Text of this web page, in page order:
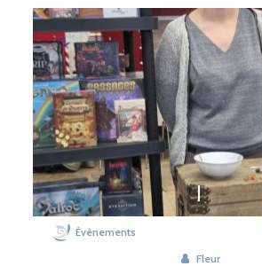
Évènements
Fleur